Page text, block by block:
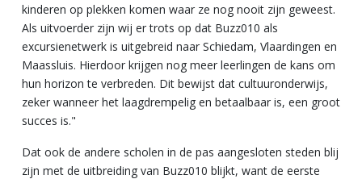
kinderen op plekken komen waar ze nog nooit zijn geweest.
Als uitvoerder zijn wij er trots op dat Buzz010 als
excursienetwerk is uitgebreid naar Schiedam, Vlaardingen en
Maassluis. Hierdoor krijgen nog meer leerlingen de kans om
hun horizon te verbreden. Dit bewijst dat cultuuronderwijs,
zeker wanneer het laagdrempelig en betaalbaar is, een groot
succes is."
Dat ook de andere scholen in de pas aangesloten steden blij
zijn met de uitbreiding van Buzz010 blijkt, want de eerste